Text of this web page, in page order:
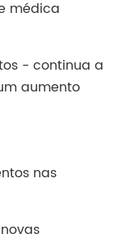
médica
- continua a
aumento
nas